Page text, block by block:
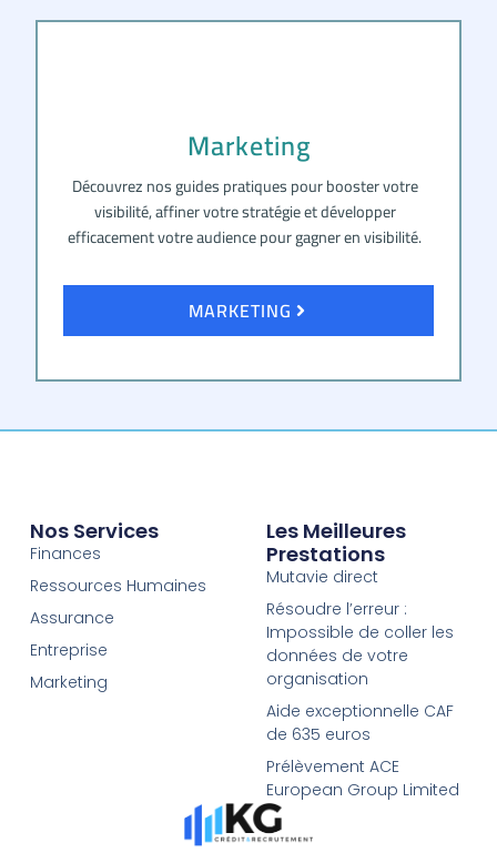
Marketing
Découvrez nos guides pratiques pour booster votre
visibilité, affiner votre stratégie et développer
efficacement votre audience pour gagner en visibilité.
MARKETING
Nos Services
Finances
Ressources Humaines
Assurance
Entreprise
Marketing
Les Meilleures
Prestations
Mutavie direct
Résoudre l’erreur :
Impossible de coller les
données de votre
organisation
Aide exceptionnelle CAF
de 635 euros
Prélèvement ACE
European Group Limited